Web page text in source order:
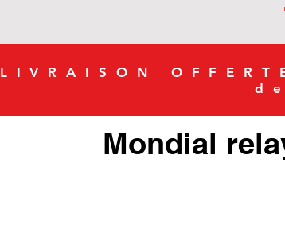
LIVRAISON
Mondial